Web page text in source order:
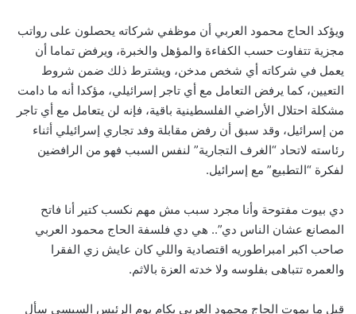
ويؤكد الحاج محمود العربي أن موظفي شركاته يحصلون على رواتب
مجزية تتفاوت حسب الكفاءة والمؤهل والخبرة، ويرفض تماما أن
يعمل في شركاته أي شخص مدخن، ويشترط ذلك ضمن شروط
التعيين، كما يرفض التعامل مع أي تاجر إسرائيلي، مؤكدا أنه ما دامت
مشكلة احتلال الأراضي الفلسطينية باقية، فإنه لن يتعامل مع أي تاجر
من إسرائيل، وقد سبق أن رفض مقابلة وفد تجاري إسرائيلي أثناء
رئاسته لاتحاد “الغرف التجارية” لنفس السبب فهو من الرافضين
لفكرة “التطبيع” مع إسرائيل.
دي بيوت مفتوحة وأنا مجرد سبب مش مهم نكسب كتير أنا فاتح
المصانع عشان الناس دي”.. هي دي فلسفة الحاج محمود العربي
صاحب اكبر امبراطوريه اقتصادية واللي كان عايش زي الفقرا
والعمره تتباهى بفلوسه ولا خدته العزة بالاثم.
قبل ما يموت الحاج محمود العربي بكام يوم الرئيس السيسي سأل